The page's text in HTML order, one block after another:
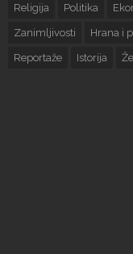
Religija Politika
Zanimljivosti Hrana i
Reportaže Istorija